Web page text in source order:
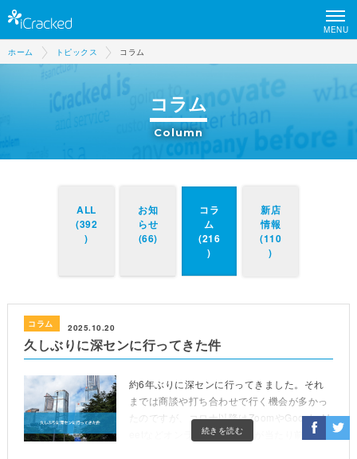
MENU
ホーム トピックス コラム
コラム
Column
ALL
(392
)
お知
らせ
(66)
コラ
ム
(216
)
新店
情報
(110
)
久しぶりに深センに行ってきた件
コラム 2025.10.20
続きを読む
約6年ぶりに深センに行ってきました。それ
までは商談や打ち合わせで行く機会が多かっ
たのですが、コロナ以降はZoomやGoogle M
eetなどオンラインでのMTGが当たり前にな